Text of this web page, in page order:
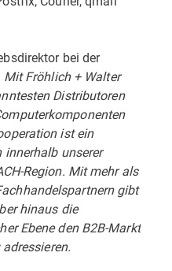
bei der
Mit Fröhlich + Walter
Distributoren
ist ein
innerhalb unserer
Region. Mit mehr als
gibt
hinaus die
Ebene den B2B-Markt